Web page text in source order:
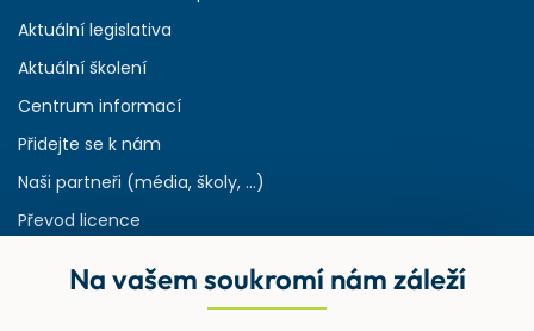
Aktuální legislativa
Aktuální školení
Centrum informací
Přidejte se k nám
Naši partneři (média, školy, ...)
Převod licence
Rejstřík používaných zkratek v odpadech
Na vašem soukromí nám záleží